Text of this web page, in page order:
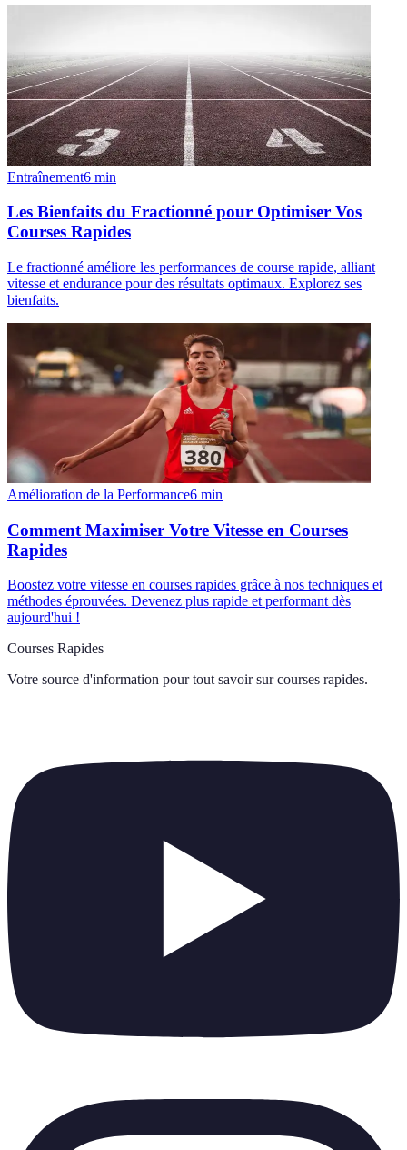
Entraînement6 min
Les Bienfaits du Fractionné pour Optimiser Vos
Courses Rapides
Le fractionné améliore les performances de course rapide, alliant
vitesse et endurance pour des résultats optimaux. Explorez ses
bienfaits.
Amélioration de la Performance6 min
Comment Maximiser Votre Vitesse en Courses
Rapides
Boostez votre vitesse en courses rapides grâce à nos techniques et
méthodes éprouvées. Devenez plus rapide et performant dès
aujourd'hui !
Courses Rapides
Votre source d'information pour tout savoir sur courses rapides.